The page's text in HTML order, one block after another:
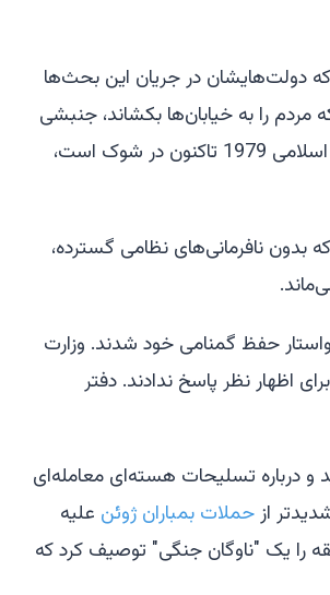
دولت‌هایشان در جریان این بحث‌ها
مردم را به خیابان‌ها بکشاند، جنبشی
را که از خونین‌ترین سرکوب‌ها توسط مقامات از زمان انقلاب اسلامی 1979 تاکنون در شوک است،
بدون نافرمانی‌های نظامی گسترده،
حفظ گمنامی خود شدند. وزارت
اظهار نظر پاسخ ندادند. دفتر
و درباره تسلیحات هسته‌ای معامله‌ای
ازحملات بمباران ژوئن علیه
یک "ناوگان جنگی" توصیف کرد که